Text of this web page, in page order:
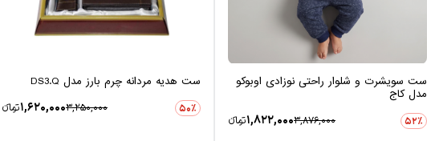
ست سویشرت و شلوار راحتی نوزادی اوبوکو
مدل کاج
52٪ 3,876,000
1,822,000تومانءء
ست هدیه مردانه چرم بارز مدل DS3.Q
50٪ 3,250,000
1,620,000تومانءء